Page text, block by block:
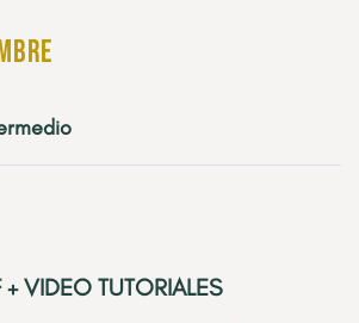
VIDEO TUTORIALES